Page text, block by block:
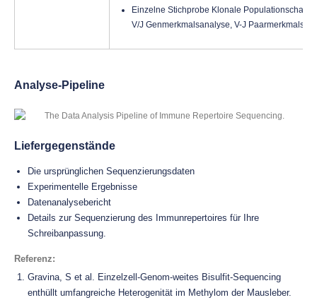
Einzelne Stichprobe Klonale
V/J Genmerkmalsanalyse, V-J
Analyse-Pipeline
Liefergegenstände
Die ursprünglichen Sequenzierungsdaten
Experimentelle Ergebnisse
Datenanalysebericht
Details zur Sequenzierung des Immunrepertoires für Ihre
Schreibanpassung.
Referenz:
Gravina, S et al. Einzelzell-Genom-weites Bisulfit-Sequencing
enthüllt umfangreiche Heterogenität im Methylom der Mausleber.